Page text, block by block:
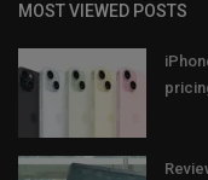
MOST VIEWED POSTS